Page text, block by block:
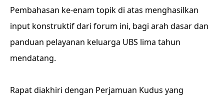
Pembahasan ke-enam topik di atas menghasilkan
input konstruktif dari forum ini, bagi arah dasar dan
panduan pelayanan keluarga UBS lima tahun
mendatang.
Rapat diakhiri dengan Perjamuan Kudus yang